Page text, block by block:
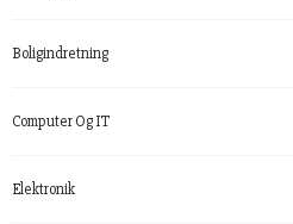
Boligindretning
Computer Og IT
Elektronik